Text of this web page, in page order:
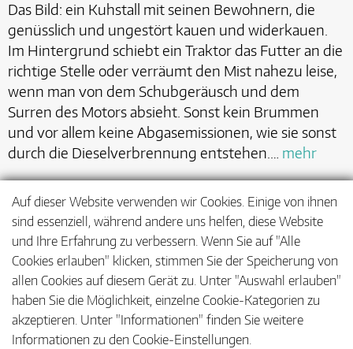
Das Bild: ein Kuhstall mit seinen Bewohnern, die
genüsslich und ungestört kauen und widerkauen.
Im Hintergrund schiebt ein Traktor das Futter an die
richtige Stelle oder verräumt den Mist nahezu leise,
wenn man von dem Schubgeräusch und dem
Surren des Motors absieht. Sonst kein Brummen
und vor allem keine Abgasemissionen, wie sie sonst
durch die Dieselverbrennung entstehen.… mehr
< …
>
Auf dieser Website verwenden wir Cookies. Einige von ihnen
sind essenziell, während andere uns helfen, diese Website
und Ihre Erfahrung zu verbessern. Wenn Sie auf "Alle
Cookies erlauben" klicken, stimmen Sie der Speicherung von
allen Cookies auf diesem Gerät zu. Unter "Auswahl erlauben"
haben Sie die Möglichkeit, einzelne Cookie-Kategorien zu
akzeptieren. Unter "Informationen" finden Sie weitere
Informationen zu den Cookie-Einstellungen.